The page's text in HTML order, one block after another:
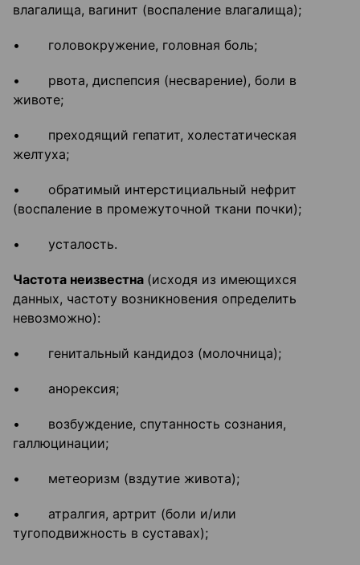
влагалища, вагинит (воспаление влагалища);
• головокружение, головная боль;
• рвота, диспепсия (несварение), боли в
животе;
• преходящий гепатит, холестатическая
желтуха;
• обратимый интерстициальный нефрит
(воспаление в промежуточной ткани почки);
• усталость.
Частота неизвестна (исходя из имеющихся
данных, частоту возникновения определить
невозможно):
• генитальный кандидоз (молочница);
• анорексия;
• возбуждение, спутанность сознания,
галлюцинации;
• метеоризм (вздутие живота);
• атралгия, артрит (боли и/или
тугоподвижность в суставах);